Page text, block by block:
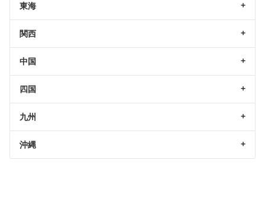
東海
関西
中国
四国
九州
沖縄